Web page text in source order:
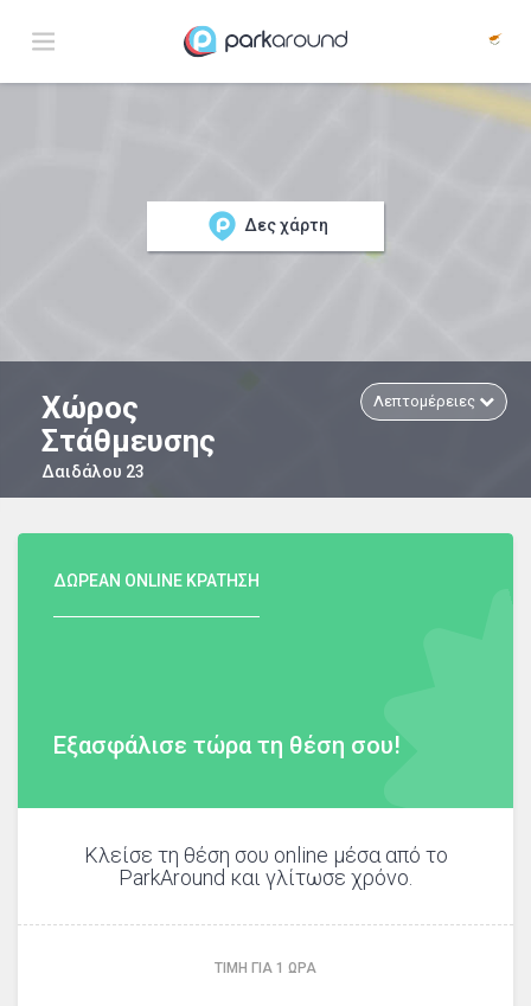
Δες χάρτη
Χώρος
Στάθμευσης
Δαιδάλου 23
Λεπτομέρειες
ΔΩΡΕΑΝ ONLINE ΚΡΑΤΗΣΗ
Εξασφάλισε τώρα τη θέση σου!
Κλείσε τη θέση σου online μέσα από το
ParkAround και γλίτωσε χρόνο.
ΤΙΜΗ ΓΙΑ 1 ΩΡΑ